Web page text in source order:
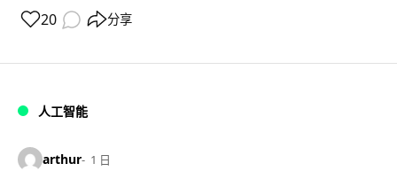
20 分享
人工智能
arthur 1 日